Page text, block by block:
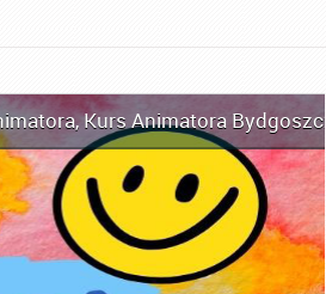
,Kurs Animatora Bydgoszcz